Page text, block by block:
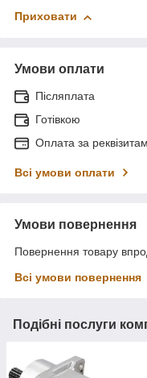
Приховати
Умови оплати
Післяплата
Готівкою
Оплата за
Всі умови оплати
Умови повернення
Повернення товару
Всі умови повернення
Подібні послуги